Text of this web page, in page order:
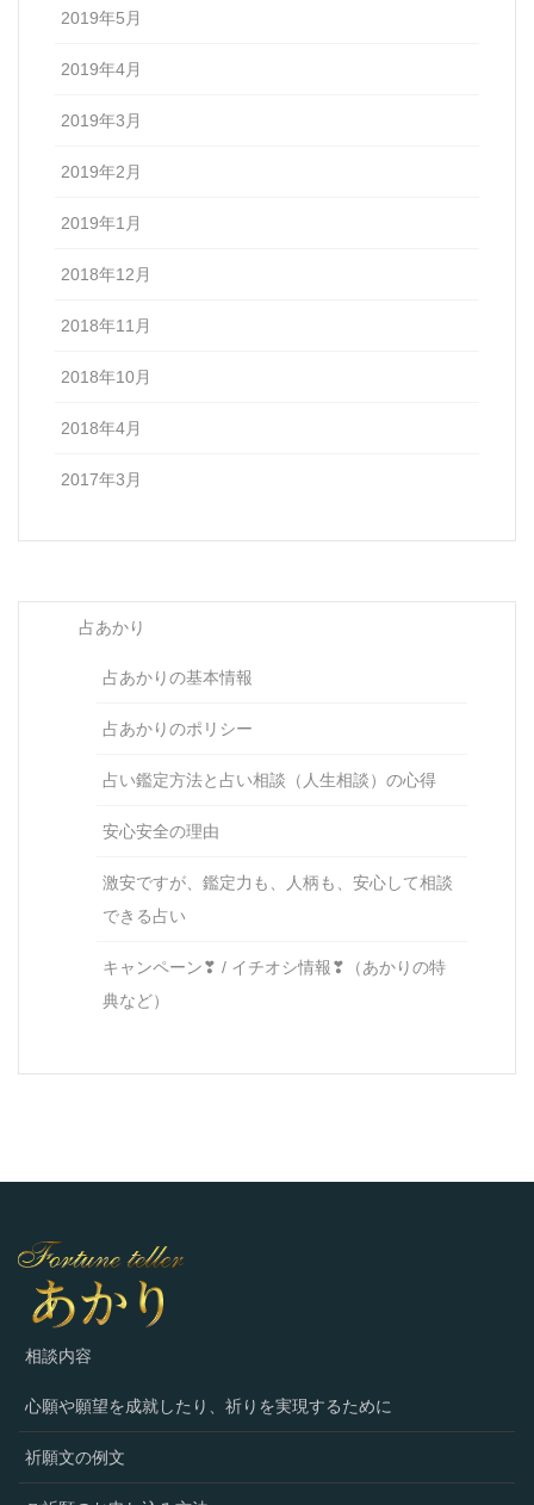
2019年5月
2019年4月
2019年3月
2019年2月
2019年1月
2018年12月
2018年11月
2018年10月
2018年4月
2017年3月
占あかり
占あかりの基本情報
占あかりのポリシー
占い鑑定方法と占い相談（人生相談）の心得
安心安全の理由
激安ですが、鑑定力も、人柄も、安心して相談
できる占い
キャンペーン❣ / イチオシ情報❣（あかりの特
典など）
相談内容
心願や願望を成就したり、祈りを実現するために
祈願文の例文